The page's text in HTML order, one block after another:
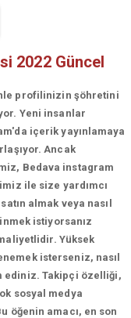
2022 Güncel
profilinizin şöhretini
Yeni insanlar
içerik yayınlamaya
Ancak
Bedava instagram
ile size yardımcı
almak veya nasıl
istiyorsanız
Yüksek
isterseniz, nasıl
ediniz. Takipçi özelliği,
sosyal medya
öğenin amacı, en son